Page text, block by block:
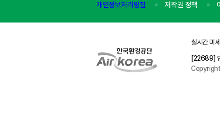
개인정보처리방침 저작권 정책
실시간 미
[22689]